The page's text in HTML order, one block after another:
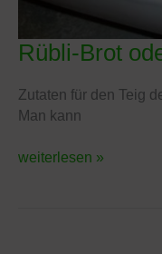
Rübli-Brot
Zutaten für den Teig
Man kann
Rübli-
oder
Karottenbrot
weiterlesen »